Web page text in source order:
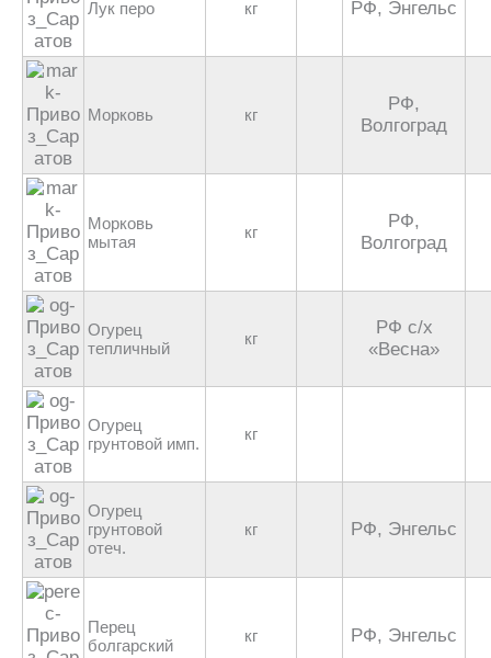
Лук перо кг РФ, Энгельс
Морковь кг
РФ,
Волгоград
Морковь
мытая
кг
РФ,
Волгоград
Огурец
тепличный
кг
РФ с/х
«Весна»
Огурец
грунтовой имп.
кг
Огурец
грунтовой
отеч.
кг РФ, Энгельс
Перец
болгарский
кг РФ, Энгельс